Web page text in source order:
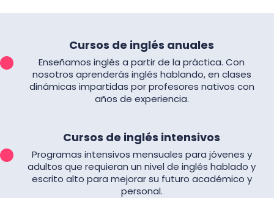
Cursos de inglés anuales
Enseñamos inglés a partir de la práctica. Con
nosotros aprenderás inglés hablando, en clases
dinámicas impartidas por profesores nativos con
años de experiencia.
Cursos de inglés intensivos
Programas intensivos mensuales para jóvenes y
adultos que requieran un nivel de inglés hablado y
escrito alto para mejorar su futuro académico y
personal.